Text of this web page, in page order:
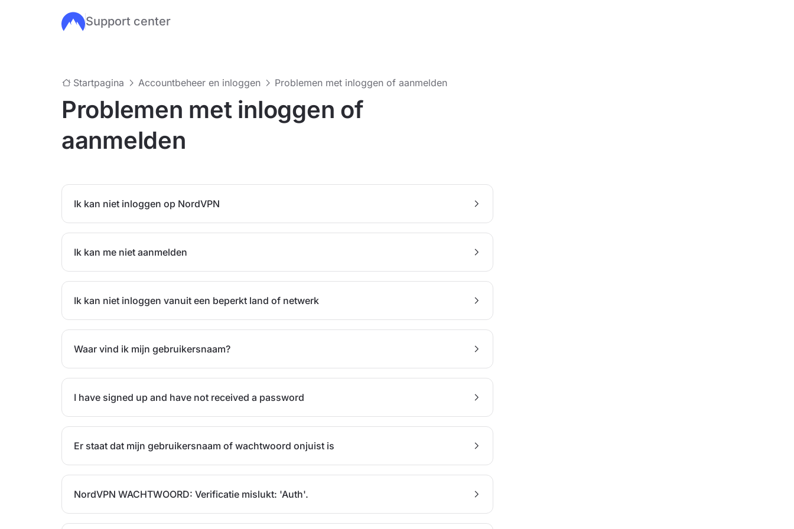
Ga naar de hoofdinhoud
Support center
Startpagina Accountbeheer en inloggen Problemen met inloggen of aanmelden
Problemen met inloggen of
aanmelden
Ik kan niet inloggen op NordVPN
Ik kan me niet aanmelden
Ik kan niet inloggen vanuit een beperkt land of netwerk
Waar vind ik mijn gebruikersnaam?
I have signed up and have not received a password
Er staat dat mijn gebruikersnaam of wachtwoord onjuist is
NordVPN WACHTWOORD: Verificatie mislukt: 'Auth'.